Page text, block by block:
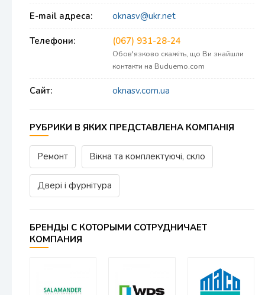
E-mail адреса: oknasv@ukr.net
Телефони: (067) 931-28-24
Обов'язково скажіть, що Ви знайшли
контакти на Buduemo.com
Сайт: oknasv.com.ua
РУБРИКИ В ЯКИХ ПРЕДСТАВЛЕНА КОМПАНІЯ
Ремонт Вікна та комплектуючі, скло
Двері і фурнітура
БРЕНДЫ С КОТОРЫМИ СОТРУДНИЧАЕТ
КОМПАНИЯ